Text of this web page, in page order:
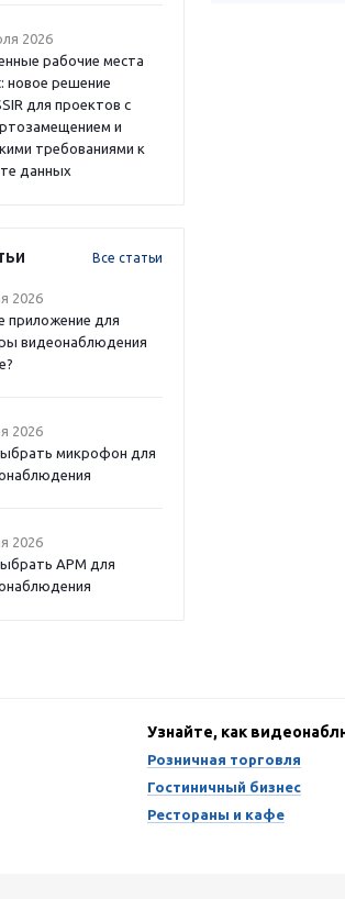
2026
рабочие места
новое решение
для проектов с
и
требованиями к
данных
Все статьи
2026
приложение для
видеонаблюдения
2026
микрофон для
2026
APM для
Узнайте, как
Розничная торговля
Гостиничный бизнес
Рестораны и кафе